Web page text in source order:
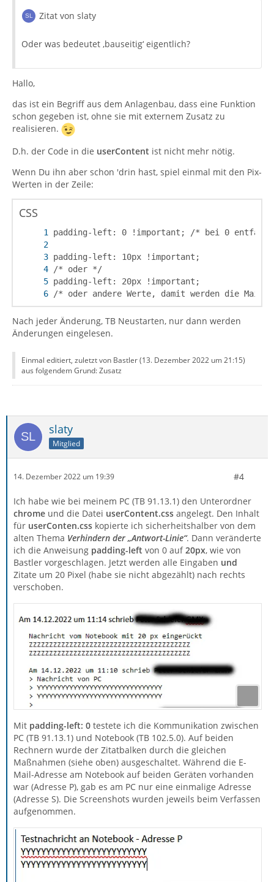
Zitat von slaty
Oder was bedeutet ‚bauseitig‘ eigentlich?
Hallo,
das ist ein Begriff aus dem Anlagenbau, dass eine Funktion
schon gegeben ist, ohne sie mit externem Zusatz zu
realisieren.
D.h. der Code in die userContent ist nicht mehr nötig.
Wenn Du ihn aber schon 'drin hast, spiel einmal mit den Pix-
Werten in der Zeile:
CSS
/* oder andere Werte, damit werden die
Nach jeder Änderung, TB Neustarten, nur dann werden
Änderungen eingelesen.
Einmal editiert, zuletzt von Bastler (13. Dezember 2022 um 21:15)
aus folgendem Grund: Zusatz
slaty
Mitglied
14. Dezember 2022 um 19:39 #4
Ich habe wie bei meinem PC (TB 91.13.1) den Unterordner
chrome und die Datei userContent.css angelegt. Den Inhalt
für userConten.css kopierte ich sicherheitshalber von dem
alten Thema Verhindern der „Antwort-Linie“. Dann veränderte
ich die Anweisung padding-left von 0 auf20px, wie von
Bastler vorgeschlagen. Jetzt werden alle Eingaben und
Zitate um 20 Pixel (habe sie nicht abgezählt) nach rechts
verschoben.
Mit padding-left: 0 testete ich die Kommunikation zwischen
PC (TB 91.13.1) und Notebook (TB 102.5.0). Auf beiden
Rechnern wurde der Zitatbalken durch die gleichen
Maßnahmen (siehe oben) ausgeschaltet. Während die E-
Mail-Adresse am Notebook auf beiden Geräten vorhanden
war (Adresse P), gab es am PC nur eine einmalige Adresse
(Adresse S). Die Screenshots wurden jeweils beim Verfassen
aufgenommen.